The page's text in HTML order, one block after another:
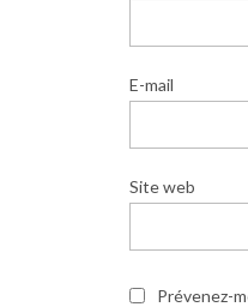
E-mail
Site web
Prévenez-